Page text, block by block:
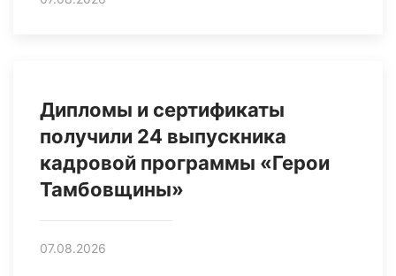
Дипломы и сертификаты
получили 24 выпускника
кадровой программы «Герои
Тамбовщины»
07.08.2026